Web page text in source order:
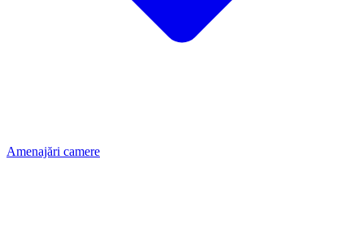
Amenajări camere